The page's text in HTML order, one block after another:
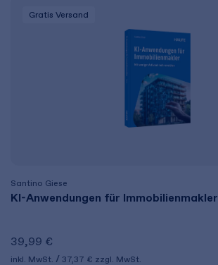
Gratis Versand
Santino Giese
KI-Anwendungen für Immobilienmakler
39,99 €
inkl. MwSt. 37,37 € zzgl. MwSt.